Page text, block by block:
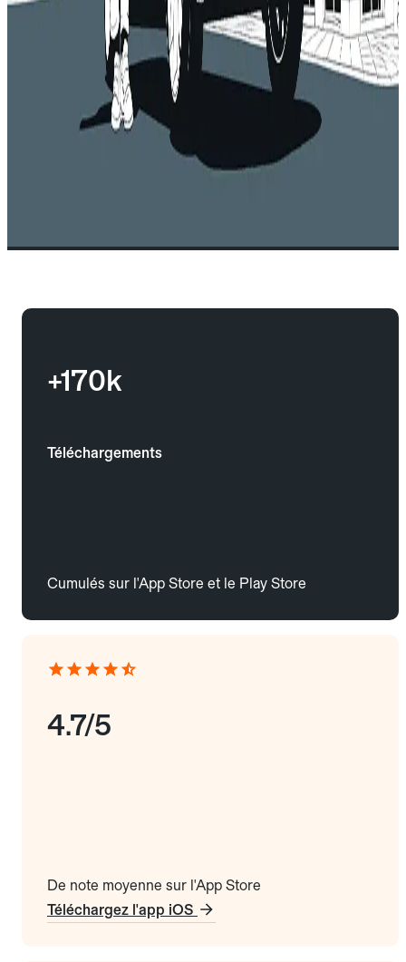
+170k
Téléchargements
Cumulés sur l'App Store et le Play Store
4.7/5
De note moyenne sur l'App Store
Téléchargez l'app iOS